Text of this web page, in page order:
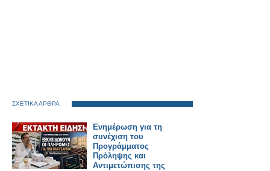
ΣΧΕΤΙΚΑ ΑΡΘΡΑ
Ενημέρωση για τη
συνέχιση του
Προγράμματος
Πρόληψης και
Αντιμετώπισης της